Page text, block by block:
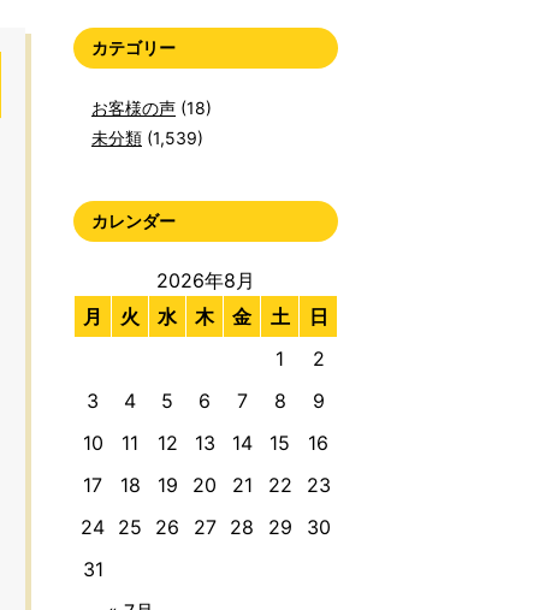
カテゴリー
お客様の声 (18)
未分類 (1,539)
カレンダー
2026年8月
月
火 水 木 金 土 日
1
2
3
4 5 6 7 8
9
10
11 12 13 14 15
16
17
18 19 20 21 22
23
24 25 26 27 28 29
30
31